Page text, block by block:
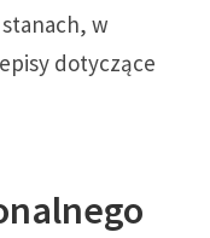
w
dotyczące